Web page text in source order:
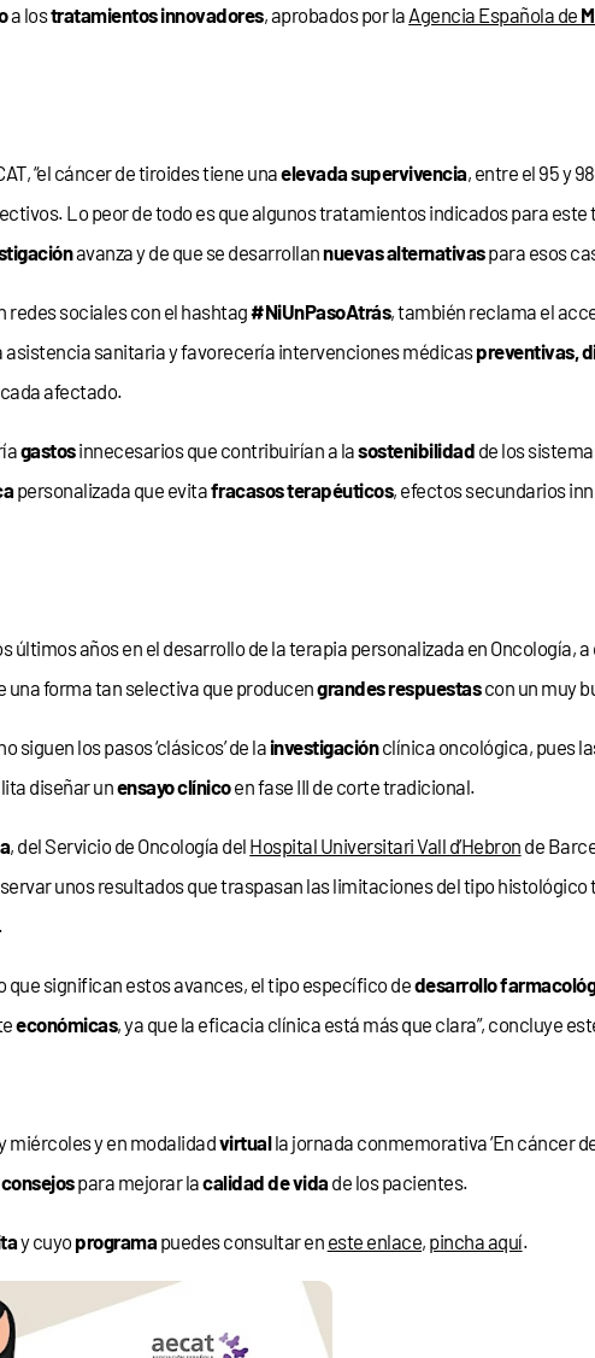
a lostratamientos innovadores, aprobados por la Agencia Española de
“el cáncer de tiroides tiene unaelevada supervivencia, entre el 95 y
Lo peor de todo es que algunos tratamientos indicados para
avanza y de que se desarrollannuevas alternativaspara esos
redes sociales con el hashtag#NiUnPasoAtrás, también reclama el
asistencia sanitaria y favorecería intervenciones médicaspreventivas,
afectado.
gastosinnecesarios que contribuirían a lasostenibilidad de los
personalizada que evitafracasos terapéuticos, efectos secundarios
últimos años en el desarrollo de la terapia personalizada en Oncología,
una forma tan selectiva que producengrandes respuestascon un muy
los pasos ‘clásicos’ de la investigaciónclínica oncológica, pues
diseñar unensayo clínicoen fase III de corte tradicional.
, del Servicio de Oncología del Hospital Universitari Vall d’Hebron de
unos resultados que traspasan las limitaciones del tipo histológico
que significan estos avances, el tipo específico dedesarrollo
económicas, ya que la eficacia clínica está más que clara”, concluye
miércoles y en modalidadvirtualla jornada conmemorativa ‘En cáncer
consejospara mejorar lacalidad de vida de los pacientes.
y cuyo programa puedes consultar en este enlace, pincha aquí.